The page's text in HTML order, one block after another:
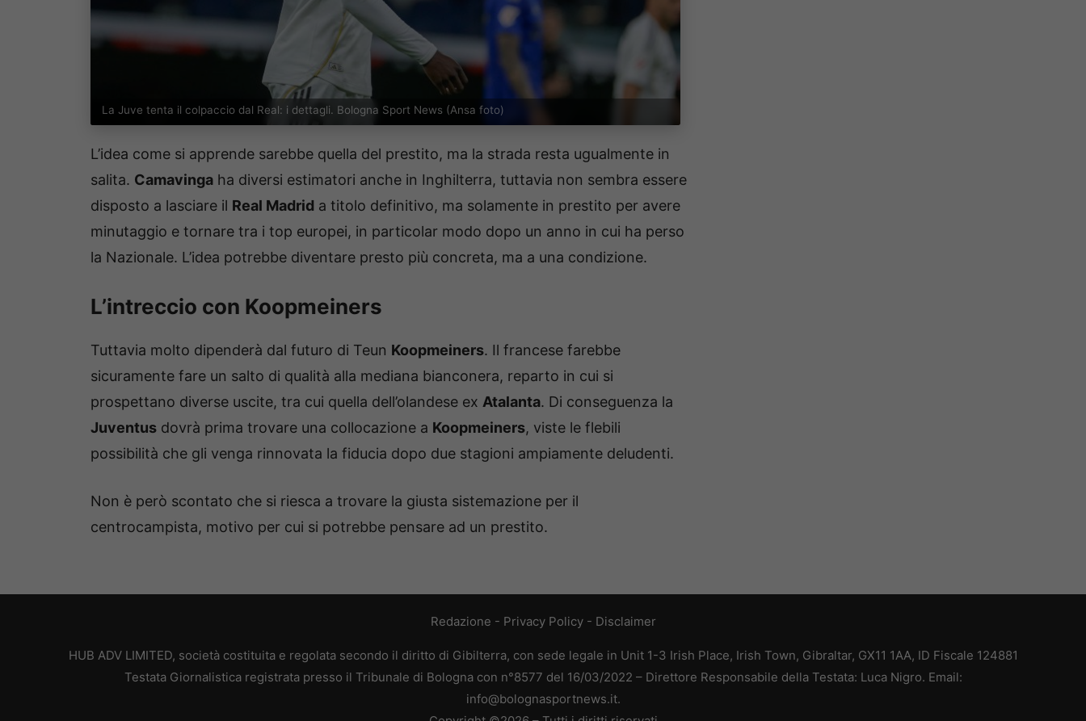
La Juve tenta il colpaccio dal Real: i dettagli. Bologna Sport News (Ansa foto)
L’idea come si apprende sarebbe quella del prestito, ma la strada resta ugualmente in
salita. Camavinga ha diversi estimatori anche in Inghilterra, tuttavia non sembra essere
disposto a lasciare il Real Madrid a titolo definitivo, ma solamente in prestito per avere
minutaggio e tornare tra i top europei, in particolar modo dopo un anno in cui ha perso
la Nazionale. L’idea potrebbe diventare presto più concreta, ma a una condizione.
L’intreccio con Koopmeiners
Tuttavia molto dipenderà dal futuro di Teun Koopmeiners. Il francese farebbe
sicuramente fare un salto di qualità alla mediana bianconera, reparto in cui si
prospettano diverse uscite, tra cui quella dell’olandese ex Atalanta. Di conseguenza la
Juventus dovrà prima trovare una collocazione a Koopmeiners, viste le flebili
possibilità che gli venga rinnovata la fiducia dopo due stagioni ampiamente deludenti.
Non è però scontato che si riesca a trovare la giusta sistemazione per il
centrocampista, motivo per cui si potrebbe pensare ad un prestito.
Redazione - Privacy Policy- Disclaimer
HUB ADV LIMITED, società costituita e regolata secondo il diritto di Gibilterra, con sede legale in Unit 1-3 Irish Place, Irish Town, Gibraltar, GX11 1AA, ID Fiscale 124881
Testata Giornalistica registrata presso il Tribunale di Bologna con n°8577 del 16/03/2022 – Direttore Responsabile della Testata: Luca Nigro. Email:
info@bolognasportnews.it.